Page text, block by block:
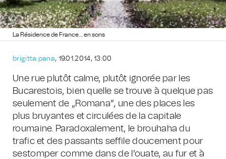
La Résidence de France… en sons
brigitta.pana, 19.01.2014, 13:00
Une rue plutôt calme, plutôt ignorée par les
Bucarestois, bien quelle se trouve à quelque pas
seulement de „Romana”, une des places les
plus bruyantes et circulées de la capitale
roumaine. Paradoxalement, le brouhaha du
trafic et des passants seffile doucement pour
sestomper comme dans de l’ouate, au fur et à